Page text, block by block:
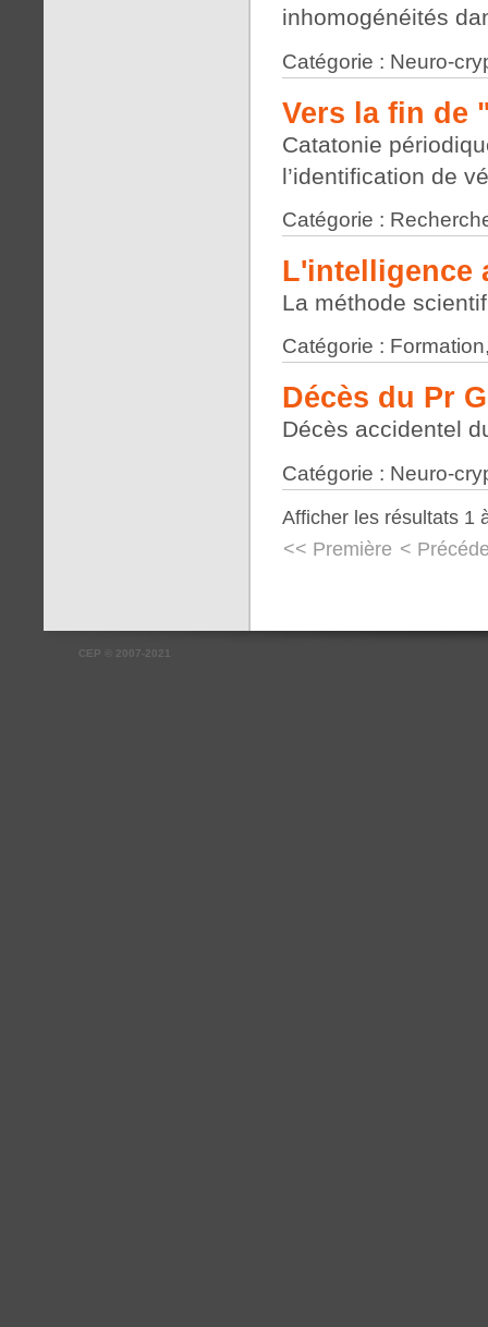
inhomogénéités
Catégorie : Neuro-
Vers la fin de
Catatonie
l’identification de
Catégorie :
L'intelligence
La méthode
Catégorie :
Décès du Pr
Décès accidentel
Catégorie : Neuro-
Afficher les résultats 1
<< Première <
CEP 2007-2021